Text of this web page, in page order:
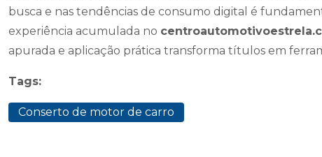
busca e nas tendências de consumo digital é
experiência acumulada no
apurada e aplicação prática transforma títulos em
Tags:
Conserto de motor de carro